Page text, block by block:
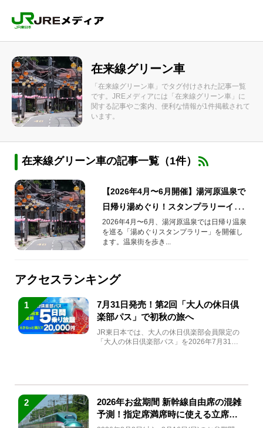
在来線グリーン車
「在来線グリーン車」でタグ付けされた記事一覧
です。JREメディアには「在来線グリーン車」に
関する記事やご案内、便利な情報が1件掲載されて
います。
在来線グリーン車の記事一覧（1件）
【2026年4月〜6月開催】湯河原温泉で
日帰り湯めぐり！スタンプラリーイベ
ント情報
2026年4月〜6月、湯河原温泉では日帰り温泉
を巡る「湯めぐりスタンプラリー」を開催し
ます。温泉街を歩き...
アクセスランキング
1
7月31日発売！第2回「大人の休日倶
楽部パス」で初秋の旅へ
JR東日本では、大人の休日倶楽部会員限定の
「大人の休日倶楽部パス」を2026年7月31日
2
2026年お盆期間 新幹線自由席の混雑
予測！指定席満席時に使える立席特